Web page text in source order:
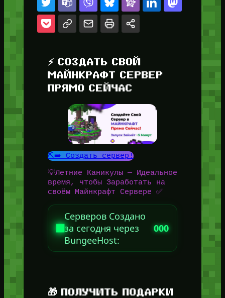
⚡ СОЗДАТЬ СВОЙ
МАЙНКРАФТ СЕРВЕР
ПРЯМО СЕЙЧАС
⛏️➡️ Создать сервер!
💡Летние Каникулы — Идеальное
время, чтобы Заработать на
своём Майнкрафт Сервере ✅
Серверов Создано
за сегодня через
BungeeHost:
000
🎁 ПОЛУЧИТЬ ПОДАРКИ